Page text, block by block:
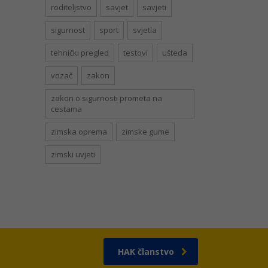
roditeljstvo savjet savjeti
sigurnost sport svjetla
tehnički pregled testovi ušteda
vozač zakon
zakon o sigurnosti prometa na
cestama
zimska oprema zimske gume
zimski uvjeti
HAK članstvo